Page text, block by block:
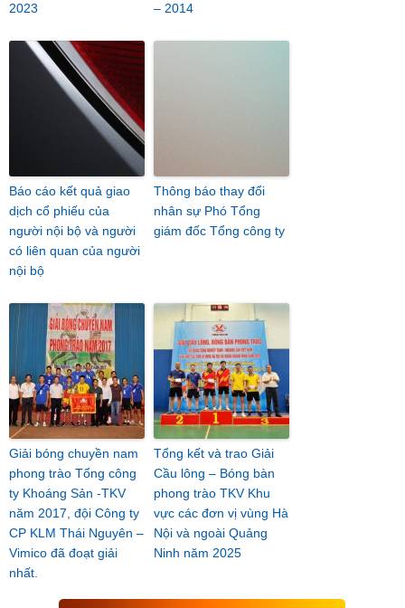
2023
– 2014
Báo cáo kết quả giao
dịch cổ phiếu của
người nội bộ và người
có liên quan của người
nội bộ
Thông báo thay đổi
nhân sự Phó Tổng
giám đốc Tổng công ty
Giải bóng chuyền nam
phong trào Tổng công
ty Khoáng Sản -TKV
năm 2017, đội Công ty
CP KLM Thái Nguyên –
Vimico đã đoạt giải
nhất.
Tổng kết và trao Giải
Cầu lông – Bóng bàn
phong trào TKV Khu
vực các đơn vị vùng Hà
Nội và ngoài Quảng
Ninh năm 2025